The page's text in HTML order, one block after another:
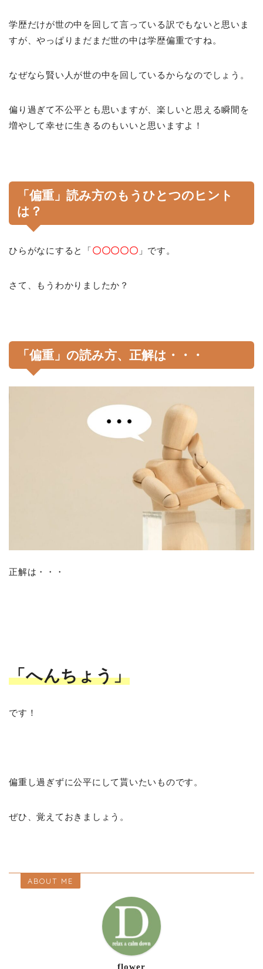
学歴だけが世の中を回して言っている訳でもないと思いま
すが、やっぱりまだまだ世の中は学歴偏重ですね。
なぜなら賢い人が世の中を回しているからなのでしょう。
偏り過ぎて不公平とも思いますが、楽しいと思える瞬間を
増やして幸せに生きるのもいいと思いますよ！
「偏重」読み方のもうひとつのヒント
は？
ひらがなにすると「〇〇〇〇〇 」です。
さて、もうわかりましたか？
「偏重」の読み方、正解は・・・
正解は・・・
「へんちょう」
です！
偏重し過ぎずに公平にして貰いたいものです。
ぜひ、覚えておきましょう。
ABOUT ME
flower